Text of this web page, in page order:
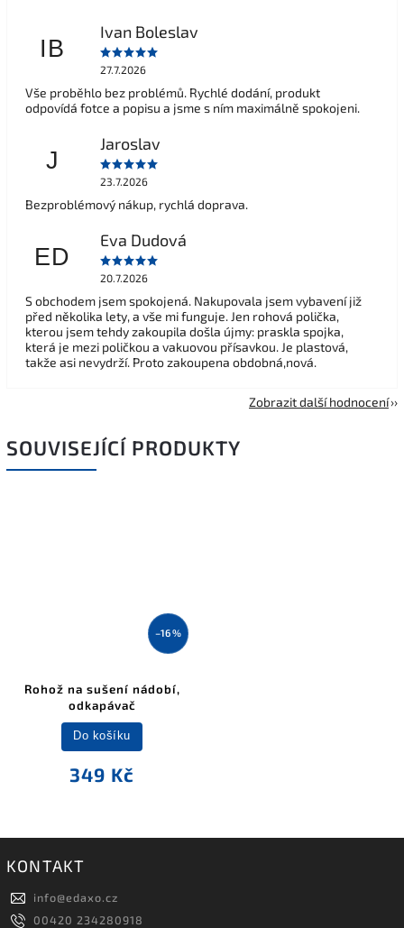
IB
Ivan Boleslav
27.7.2026
Vše proběhlo bez problémů. Rychlé dodání, produkt
odpovídá fotce a popisu a jsme s ním maximálně spokojeni.
J
Jaroslav
23.7.2026
Bezproblémový nákup, rychlá doprava.
ED
Eva Dudová
20.7.2026
S obchodem jsem spokojená. Nakupovala jsem vybavení již
před několika lety, a vše mi funguje. Jen rohová polička,
kterou jsem tehdy zakoupila došla újmy: praskla spojka,
která je mezi poličkou a vakuovou přísavkou. Je plastová,
takže asi nevydrží. Proto zakoupena obdobná,nová.
Zobrazit další hodnocení
SOUVISEJÍCÍ PRODUKTY
–16 %
Rohož na sušení nádobí,
odkapávač
349 Kč
Do košíku
KONTAKT
info@edaxo.cz
00420 234280918